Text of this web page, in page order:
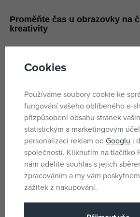
Proměňte čas u obrazovky na
kreativity
a hrát v hudebních videích s muzikanty a
Začít je snadné
Cookies
Používáme soubory cookie ke
fungování vašeho oblíbeného e-
přizpůsobení obsahu stránek
statistickým a marketingovým
personalizaci reklam od Googlu i
společností. Kliknutím na tlačítko
nám udělíte souhlas s jejich
zpracováním a my vám
zážitek z nakupování.